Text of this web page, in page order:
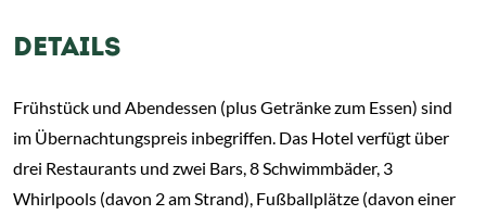
DETAILS
Frühstück und Abendessen (plus Getränke zum Essen) sind
im Übernachtungspreis inbegriffen. Das Hotel verfügt über
drei Restaurants und zwei Bars, 8 Schwimmbäder, 3
Whirlpools (davon 2 am Strand), Fußballplätze (davon einer